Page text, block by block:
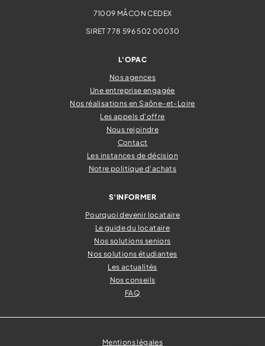
71009 MÂCON CEDEX
SIRET 778 596 502 00030
L'OPAC
Nos agences
Une entreprise engagée
Nos réalisations en Saône-et-Loire
Les appels d'offre
Nous rejoindre
Contact
Les instances de décision
Notre politique d'achats
S'INFORMER
Pourquoi devenir locataire
Le guide du locataire
Nos solutions seniors
Nos solutions étudiantes
Les actualités
Nos conseils
FAQ
Mentions légales